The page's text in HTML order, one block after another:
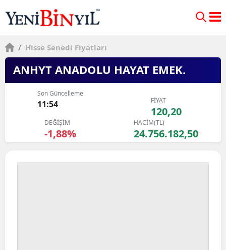
/ Hisse Senedi Fiyatları
ANHYT ANADOLU HAYAT EMEK.
Son Güncelleme
11:54 FİYAT
120,20
DEĞİŞİM
-1,88%
HACİM(TL)
24.756.182,50